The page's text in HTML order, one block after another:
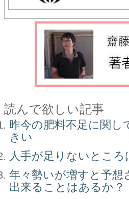
読んで欲しい記事
昨今の肥料不足に関し
きい
人手が足りないところ
年々勢いが増すと予想
出来ることはあるか？